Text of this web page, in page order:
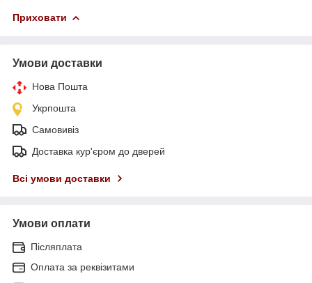
Приховати
Умови доставки
Нова Пошта
Укрпошта
Самовивіз
Доставка кур'єром до дверей
Всі умови доставки
Умови оплати
Післяплата
Оплата за реквізитами